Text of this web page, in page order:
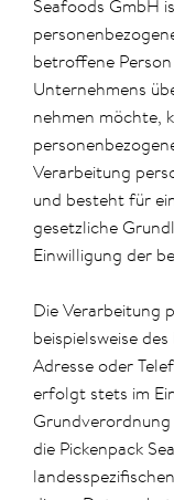
Seafoods GmbH
betroffene
Unternehmens
nehmen möchte,
Verarbeitung
und besteht für
gesetzliche
Einwilligung der
Die Verarbeitung
beispielsweise
Adresse oder
erfolgt stets im
die Pickenpack